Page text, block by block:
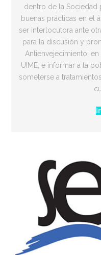
dentro de la
buenas prácticas en el
ser interlocutora ante
para la discusión y
Antienvejecimiento;
UIME, e informar a la
someterse a